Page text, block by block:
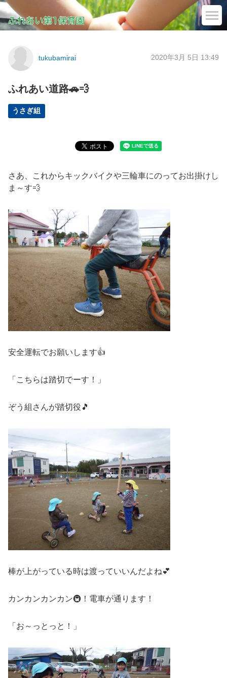
tukubamirai 2020年3月 5日 13:49
ふれあい道路🚗💨
うさぎ組
さあ、これからキックバイクや三輪車にのってお出掛けし
ま～す💨
安全運転でお願いします👍
「こちらは踏切でーす！」
ぞう組さんが踏切役🎵
棒が上がっている時は渡っていいんだよね💕
カンカンカンカン🚇！電車が通ります！
「お～っとっと！」